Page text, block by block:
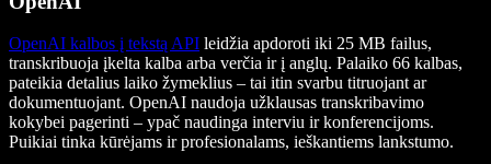
OpenAI kalbos į tekstą API leidžia apdoroti iki 25 MB failus,
transkribuoja įkelta kalba arba verčia ir į anglų. Palaiko 66 kalbas,
pateikia detalius laiko žymeklius – tai itin svarbu titruojant ar
dokumentuojant. OpenAI naudoja užklausas transkribavimo
kokybei pagerinti – ypač naudinga interviu ir konferencijoms.
Puikiai tinka kūrėjams ir profesionalams, ieškantiems lankstumo.